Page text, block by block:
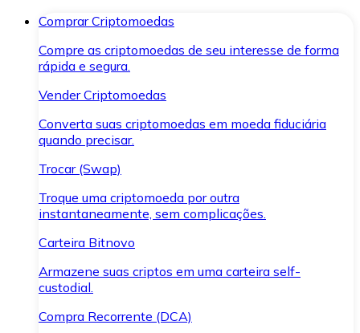
Comprar Criptomoedas
Compre as criptomoedas de seu interesse de forma
rápida e segura.
Vender Criptomoedas
Converta suas criptomoedas em moeda fiduciária
quando precisar.
Trocar (Swap)
Troque uma criptomoeda por outra
instantaneamente, sem complicações.
Carteira Bitnovo
Armazene suas criptos em uma carteira self-
custodial.
Compra Recorrente (DCA)